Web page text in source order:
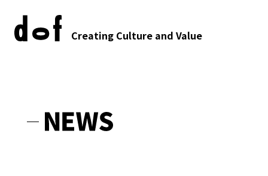
Creating Culture and Value